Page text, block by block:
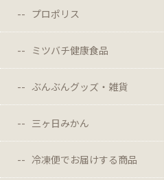
プロポリス
ミツバチ健康食品
ぶんぶんグッズ・雑貨
三ヶ日みかん
冷凍便でお届けする商品